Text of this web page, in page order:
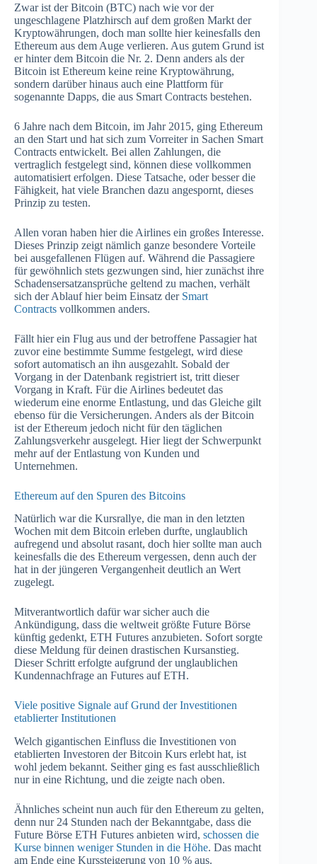
Zwar ist der Bitcoin (BTC) nach wie vor der
ungeschlagene Platzhirsch auf dem großen Markt der
Kryptowährungen, doch man sollte hier keinesfalls den
Ethereum aus dem Auge verlieren. Aus gutem Grund ist
er hinter dem Bitcoin die Nr. 2. Denn anders als der
Bitcoin ist Ethereum keine reine Kryptowährung,
sondern darüber hinaus auch eine Plattform für
sogenannte Dapps, die aus Smart Contracts bestehen.
6 Jahre nach dem Bitcoin, im Jahr 2015, ging Ethereum
an den Start und hat sich zum Vorreiter in Sachen Smart
Contracts entwickelt. Bei allen Zahlungen, die
vertraglich festgelegt sind, können diese vollkommen
automatisiert erfolgen. Diese Tatsache, oder besser die
Fähigkeit, hat viele Branchen dazu angespornt, dieses
Prinzip zu testen.
Allen voran haben hier die Airlines ein großes Interesse.
Dieses Prinzip zeigt nämlich ganze besondere Vorteile
bei ausgefallenen Flügen auf. Während die Passagiere
für gewöhnlich stets gezwungen sind, hier zunächst ihre
Schadensersatzansprüche geltend zu machen, verhält
sich der Ablauf hier beim Einsatz der Smart
Contracts vollkommen anders.
Fällt hier ein Flug aus und der betroffene Passagier hat
zuvor eine bestimmte Summe festgelegt, wird diese
sofort automatisch an ihn ausgezahlt. Sobald der
Vorgang in der Datenbank registriert ist, tritt dieser
Vorgang in Kraft. Für die Airlines bedeutet das
wiederum eine enorme Entlastung, und das Gleiche gilt
ebenso für die Versicherungen. Anders als der Bitcoin
ist der Ethereum jedoch nicht für den täglichen
Zahlungsverkehr ausgelegt. Hier liegt der Schwerpunkt
mehr auf der Entlastung von Kunden und
Unternehmen.
Ethereum auf den Spuren des Bitcoins
Natürlich war die Kursrallye, die man in den letzten
Wochen mit dem Bitcoin erleben durfte, unglaublich
aufregend und absolut rasant, doch hier sollte man auch
keinesfalls die des Ethereum vergessen, denn auch der
hat in der jüngeren Vergangenheit deutlich an Wert
zugelegt.
Mitverantwortlich dafür war sicher auch die
Ankündigung, dass die weltweit größte Future Börse
künftig gedenkt, ETH Futures anzubieten. Sofort sorgte
diese Meldung für deinen drastischen Kursanstieg.
Dieser Schritt erfolgte aufgrund der unglaublichen
Kundennachfrage an Futures auf ETH.
Viele positive Signale auf Grund der Investitionen
etablierter Institutionen
Welch gigantischen Einfluss die Investitionen von
etablierten Investoren der Bitcoin Kurs erlebt hat, ist
wohl jedem bekannt. Seither ging es fast ausschließlich
nur in eine Richtung, und die zeigte nach oben.
Ähnliches scheint nun auch für den Ethereum zu gelten,
denn nur 24 Stunden nach der Bekanntgabe, dass die
Future Börse ETH Futures anbieten wird, schossen die
Kurse binnen weniger Stunden in die Höhe. Das macht
am Ende eine Kurssteigerung von 10 % aus.